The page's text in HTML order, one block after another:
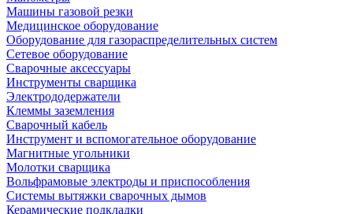
Машины газовой резки
Медицинское оборудование
Оборудование для газораспределительных систем
Сетевое оборудование
Сварочные аксессуары
Инструменты сварщика
Электрододержатели
Клеммы заземления
Сварочный кабель
Инструмент и вспомогательное оборудование
Магнитные угольники
Молотки сварщика
Вольфрамовые электроды и приспособления
Системы вытяжки сварочных дымов
Керамические подкладки